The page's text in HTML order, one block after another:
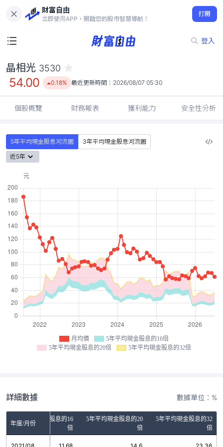
財富自由
立即使用APP，開啟您的股市智慧導航！
打開
登入
54.00
0.18%
晶相光 3530
54.00 0.18% 最近更新時間： 2026/08/07 05:30
個股概覽 財務報表 獲利能力 安全性分析
5年平均現金股息河流圖
3年平均現金股息河流圖
近5年
月均價
5年平均現金股息的16倍
5年平均現金股息的20倍
5年平均現金股息的32倍
詳細數據 數據單位：%
年度/月份
5年平均現金股息的16
倍
5年平均現金股息的20
倍
5年平均現金股息的32
倍